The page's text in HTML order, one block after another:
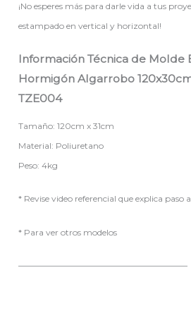
¡No esperes más para darle vida a tus
estampado en vertical y horizontal!
Información Técnica de Molde
Hormigón Algarrobo
TZE004
Tamaño: 120cm x 31cm
Material: Poliuretano
Peso: 4kg
* Revise video referencial que explica paso
* Para ver otros modelos
————————————————————